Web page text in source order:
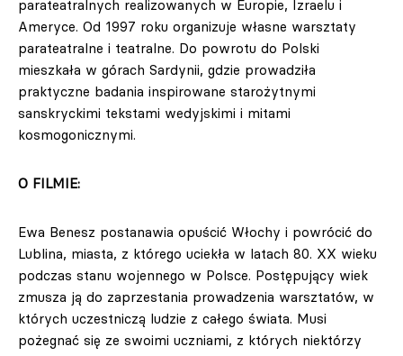
parateatralnych realizowanych w Europie, Izraelu i
Ameryce. Od 1997 roku organizuje własne warsztaty
parateatralne i teatralne. Do powrotu do Polski
mieszkała w górach Sardynii, gdzie prowadziła
praktyczne badania inspirowane starożytnymi
sanskryckimi tekstami wedyjskimi i mitami
kosmogonicznymi.
O FILMIE:
Ewa Benesz postanawia opuścić Włochy i powrócić do
Lublina, miasta, z którego uciekła w latach 80. XX wieku
podczas stanu wojennego w Polsce. Postępujący wiek
zmusza ją do zaprzestania prowadzenia warsztatów, w
których uczestniczą ludzie z całego świata. Musi
pożegnać się ze swoimi uczniami, z których niektórzy